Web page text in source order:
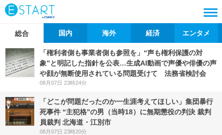
総合 国内 海外 経済 エンタメ
「権利者側も事業者側も参照を」“声も権利保護の対
象”と明記した指針を公表…生成AI動画で声優や俳優の声
や顔が無断使用されている問題受けて 法務省検討会
08月07日 23時24分
「どこが問題だったのか一生涯考えてほしい」集団暴行
死事件 “主犯格”の男（当時18）に無期懲役の判決 裁判
員裁判 北海道・江別市
08月07日 23時20分